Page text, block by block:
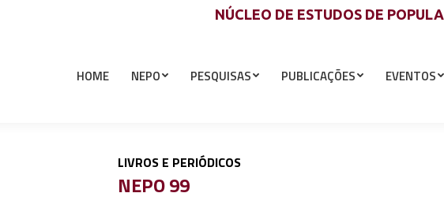
NÚCLEO DE ESTUDOS DE
HOME NEPO PESQUISAS PUBLICAÇÕES EVENTOS
LIVROS E PERIÓDICOS,
NEPO 99